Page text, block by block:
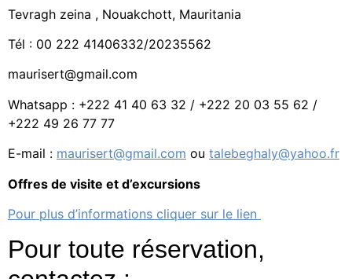
Tevragh zeina , Nouakchott, Mauritania
Tél : 00 222 41406332/20235562
maurisert@gmail.com
Whatsapp : +222 41 40 63 32 / +222 20 03 55 62 /
+222 49 26 77 77
E-mail : maurisert@gmail.com ou talebeghaly@yahoo.fr
Offres de visite et d’excursions
Pour plus d’informations cliquer sur le lien
Pour toute réservation,